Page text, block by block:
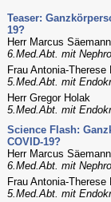
Teaser:
19?
Herr Marcus Säemann
6.Med.Abt. mit
Frau Antonia-Therese
5.Med.Abt. mit
Herr Gregor Holak
5.Med.Abt. mit
Science Flash:
COVID-19?
Herr Marcus Säemann
6.Med.Abt. mit
Frau Antonia-Therese
5.Med.Abt. mit